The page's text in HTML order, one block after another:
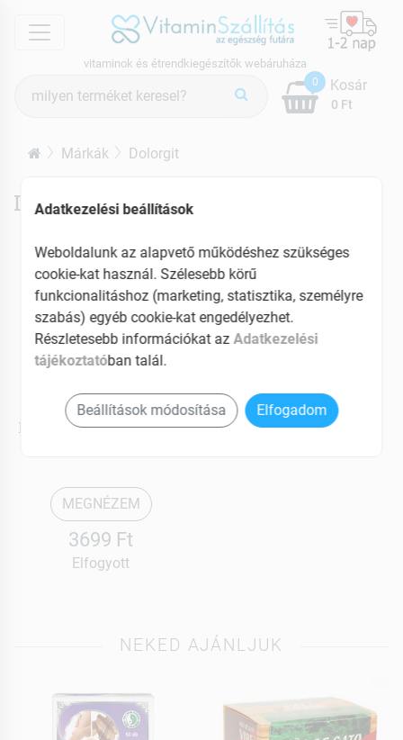
menu
vitaminok és étrendkiegészítők webáruháza
keresés
0
0 Ft
Kosár
Márkák Dolorgit
Dolorgit termékek
Dolorgit
Med fülcsepp 10ml 10 ml
MEGNÉZEM
3699 Ft
Elfogyott
NEKED AJÁNLJUK
Adatkezelési beállítások
Weboldalunk az alapvető működéshez szükséges
cookie-kat használ. Szélesebb körű
funkcionalitáshoz (marketing, statisztika, személyre
szabás) egyéb cookie-kat engedélyezhet.
Részletesebb információkat az Adatkezelési
tájékoztatóban talál.
Beállítások módosítása Elfogadom